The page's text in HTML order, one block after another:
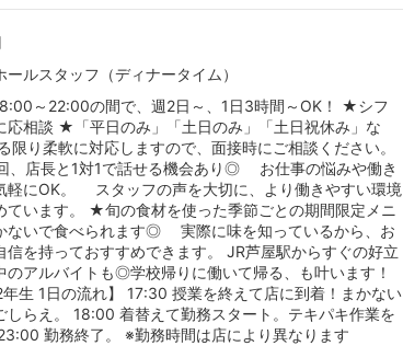
ールスタッフ（ディナータイム）
～22:00の間で、週2日～、1日3時間～OK！ ★シフ
応相談 ★「平日のみ」「土日のみ」「土日祝休み」な
り柔軟に対応しますので、面接時にご相談ください。
、店長と1対1で話せる機会あり◎ お仕事の悩みや働き
軽にOK。 スタッフの声を大切に、より働きやすい環境
ています。 ★旬の食材を使った季節ごとの期間限定メニ
ないで食べられます◎ 実際に味を知っているから、お
信を持っておすすめできます。 JR芦屋駅からすぐの好立
のアルバイトも◎学校帰りに働いて帰る、も叶います！
生 1日の流れ】 17:30 授業を終えて店に到着！まかない
しらえ。 18:00 着替えて勤務スタート。テキパキ作業を
勤務終了。 ※勤務時間は店により異なります